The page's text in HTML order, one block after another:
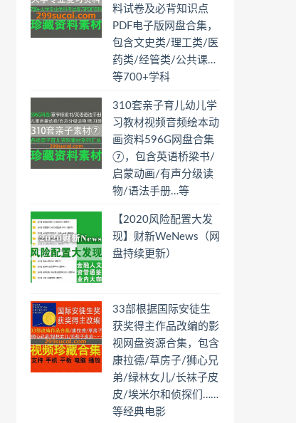
料试卷及必背知识点
PDF电子版网盘合集，
包含文史类/理工类/医
药类/经管类/公共课…
等700+学科
310套亲子育儿幼儿学
习教材视频音频绘本动
画资料596G网盘合集
⑦，包含英语桥梁书/
启蒙动画/有声分级读
物/语法手册…等
【2020风险配置大发
现】财新WeNews（网
盘持续更新）
33部根据国际安徒生
获奖得主作品改编的影
视网盘资源合集，包含
康拉德/草房子/狮心兄
弟/绿林女儿/长袜子皮
皮/埃米尔和侦探们……
等经典电影